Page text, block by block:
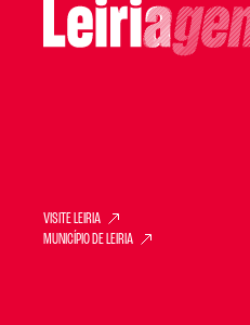
VISITE LEIRIA
MUNICÍPIO DE LEIRIA